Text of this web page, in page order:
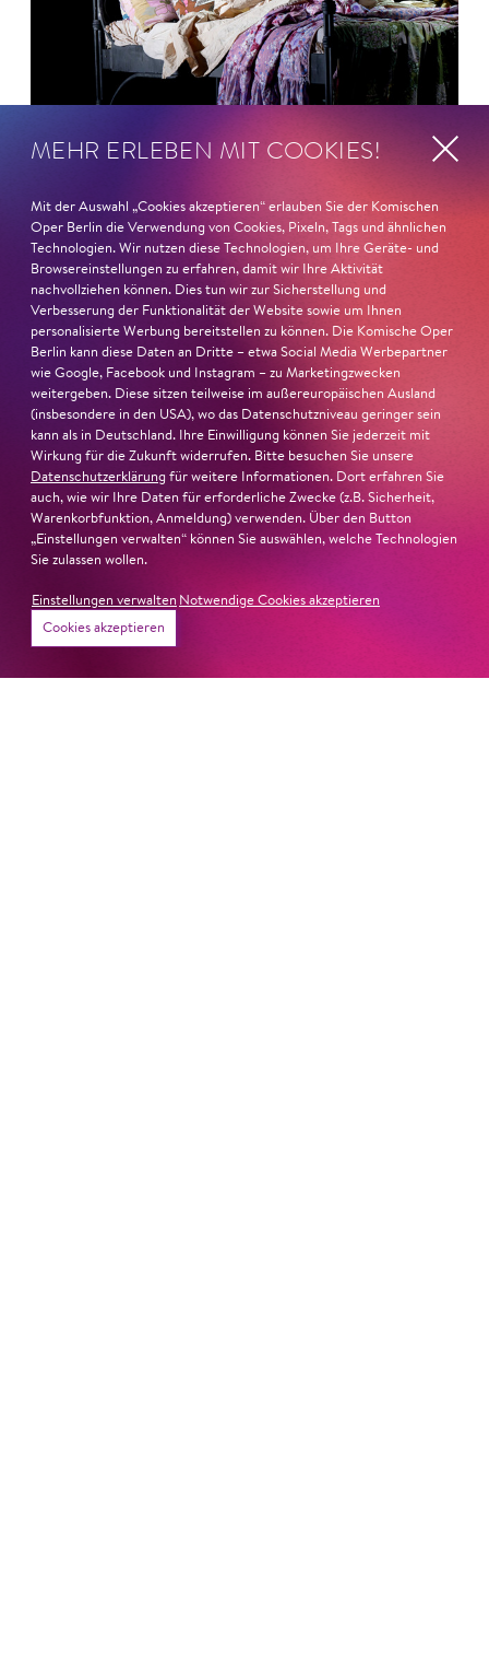
26. Juni 2026
Ambur Braid für DER FAUST
nominiert
Ambur Braidist für den Deutschen Theaterpreis DER
FAUST nominiert in der Kategorie »Darsteller:in
Musiktheater«. Ihr eindrucksvolles Rollendebüt als
Katerina Lwowna Ismailowa in Barrie Koskys Lady
Macbeth von Mzensk sei jederzeit authentisch, ziehe das
Publikum in ihren Bann, fordere zum Miterleben und
Mitleiden heraus – niemand im Saal bliebe teilnahmslos
zurück, lobt die Jury Ambur Braids stimmliche Wucht
»In dem überwältigenden Farbenreichtum ihres Spiels
MEHR ERLEBEN MIT COOKIES!
Mit der Auswahl „Cookies akzeptieren“ erlauben Sie der Komischen
Oper Berlin die Verwendung von Cookies, Pixeln, Tags und ähnlichen
Technologien. Wir nutzen diese Technologien, um Ihre Geräte- und
Browsereinstellungen zu erfahren, damit wir Ihre Aktivität
nachvollziehen können. Dies tun wir zur Sicherstellung und
Verbesserung der Funktionalität der Website sowie um Ihnen
personalisierte Werbung bereitstellen zu können. Die Komische Oper
Berlin kann diese Daten an Dritte – etwa Social Media Werbepartner
wie Google, Facebook und Instagram – zu Marketingzwecken
weitergeben. Diese sitzen teilweise im außereuropäischen Ausland
(insbesondere in den USA), wo das Datenschutzniveau geringer sein
kann als in Deutschland. Ihre Einwilligung können Sie jederzeit mit
Wirkung für die Zukunft widerrufen. Bitte besuchen Sie unsere
Datenschutzerklärung für weitere Informationen. Dort erfahren Sie
auch, wie wir Ihre Daten für erforderliche Zwecke (z.B. Sicherheit,
Warenkorbfunktion, Anmeldung) verwenden. Über den Button
„Einstellungen verwalten“ können Sie auswählen, welche Technologien
Sie zulassen wollen.
Einstellungen verwalten Notwendige Cookies akzeptieren
Cookies akzeptieren